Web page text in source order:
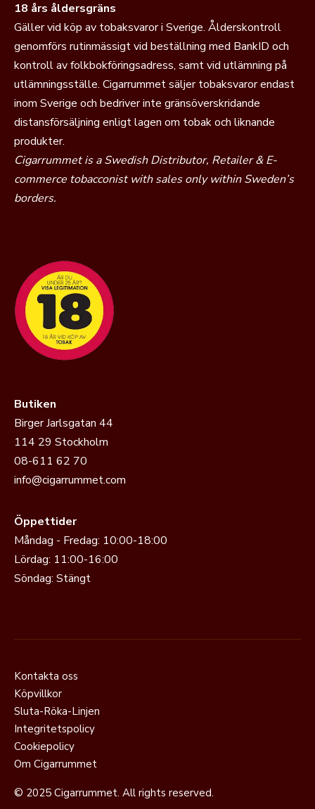
18 års åldersgräns
Gäller vid köp av tobaksvaror i Sverige. Ålderskontroll
genomförs rutinmässigt vid beställning med BankID och
kontroll av folkbokföringsadress, samt vid utlämning på
utlämningsställe. Cigarrummet säljer tobaksvaror endast
inom Sverige och bedriver inte gränsöverskridande
distansförsäljning enligt lagen om tobak och liknande
produkter.
Cigarrummet is a Swedish Distributor, Retailer & E-
commerce tobacconist with sales only within Sweden’s
borders.
Butiken
Birger Jarlsgatan 44
114 29 Stockholm
08-611 62 70
info@cigarrummet.com
Öppettider
Måndag - Fredag: 10:00-18:00
Lördag: 11:00-16:00
Söndag: Stängt
Kontakta oss
Köpvillkor
Sluta-Röka-Linjen
Integritetspolicy
Cookiepolicy
Om Cigarrummet
© 2025 Cigarrummet. All rights reserved.